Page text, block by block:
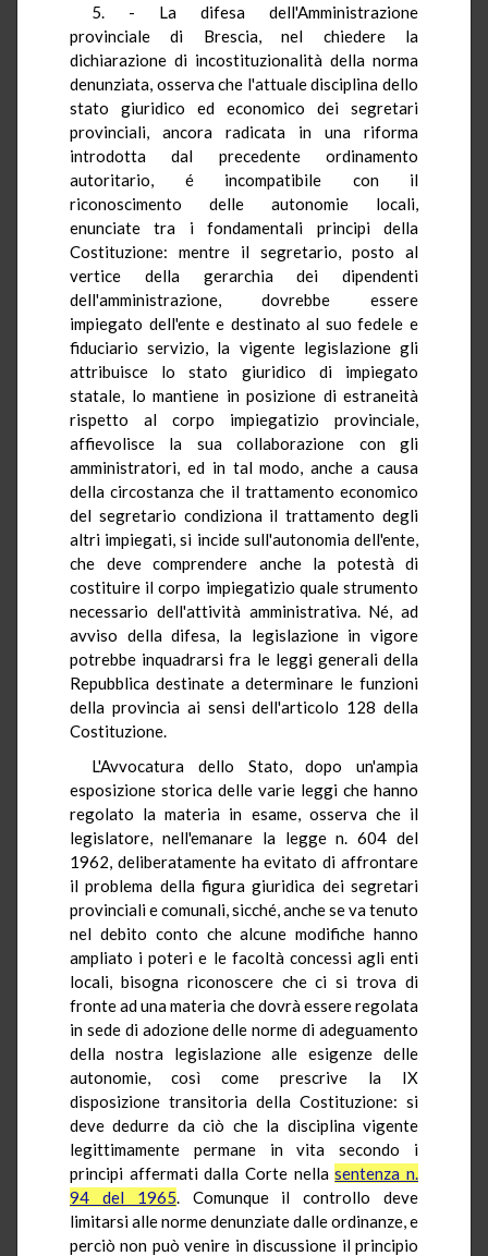
5. - La difesa dell'Amministrazione
provinciale di Brescia, nel chiedere la
dichiarazione di incostituzionalità della norma
denunziata, osserva che l'attuale disciplina dello
stato giuridico ed economico dei segretari
provinciali, ancora radicata in una riforma
introdotta dal precedente ordinamento
autoritario, é incompatibile con il
riconoscimento delle autonomie locali,
enunciate tra i fondamentali principi della
Costituzione: mentre il segretario, posto al
vertice della gerarchia dei dipendenti
dell'amministrazione, dovrebbe essere
impiegato dell'ente e destinato al suo fedele e
fiduciario servizio, la vigente legislazione gli
attribuisce lo stato giuridico di impiegato
statale, lo mantiene in posizione di estraneità
rispetto al corpo impiegatizio provinciale,
affievolisce la sua collaborazione con gli
amministratori, ed in tal modo, anche a causa
della circostanza che il trattamento economico
del segretario condiziona il trattamento degli
altri impiegati, si incide sull'autonomia dell'ente,
che deve comprendere anche la potestà di
costituire il corpo impiegatizio quale strumento
necessario dell'attività amministrativa. Né, ad
avviso della difesa, la legislazione in vigore
potrebbe inquadrarsi fra le leggi generali della
Repubblica destinate a determinare le funzioni
della provincia ai sensi dell'articolo 128 della
Costituzione.
L'Avvocatura dello Stato, dopo un'ampia
esposizione storica delle varie leggi che hanno
regolato la materia in esame, osserva che il
legislatore, nell'emanare la legge n. 604 del
1962, deliberatamente ha evitato di affrontare
il problema della figura giuridica dei segretari
provinciali e comunali, sicché, anche se va tenuto
nel debito conto che alcune modifiche hanno
ampliato i poteri e le facoltà concessi agli enti
locali, bisogna riconoscere che ci si trova di
fronte ad una materia che dovrà essere regolata
in sede di adozione delle norme di adeguamento
della nostra legislazione alle esigenze delle
autonomie, così come prescrive la IX
disposizione transitoria della Costituzione: si
deve dedurre da ciò che la disciplina vigente
legittimamente permane in vita secondo i
principi affermati dalla Corte nellasentenza n.
94 del 1965. Comunque il controllo deve
limitarsi alle norme denunziate dalle ordinanze, e
perciò non può venire in discussione il principio